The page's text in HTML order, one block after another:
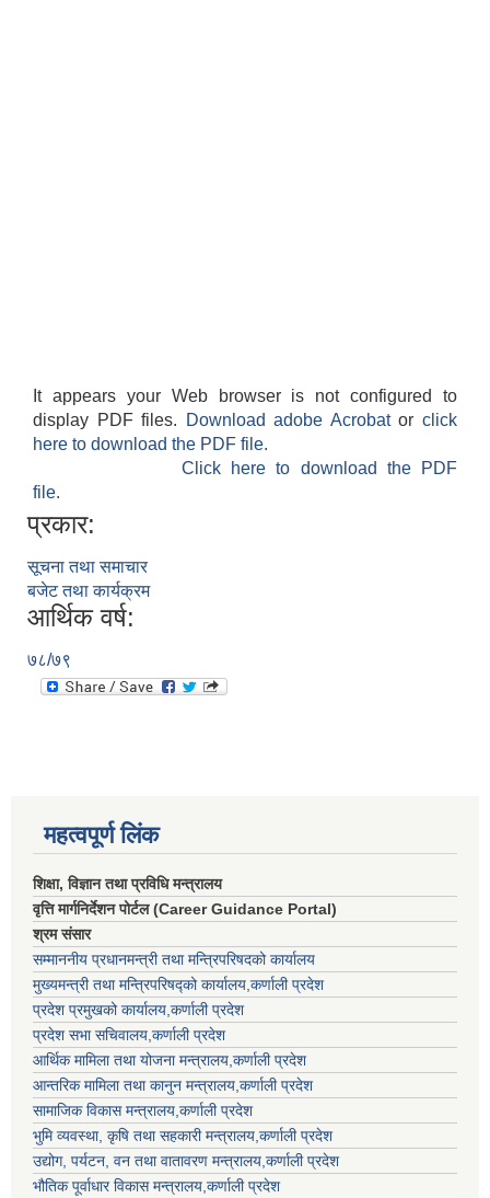
It appears your Web browser is not configured to
display PDF files.
Download adobe Acrobatorclick
here to download the PDF file.
Click here to download the PDF
file.
प्रकार:
सूचना तथा समाचार
बजेट तथा कार्यक्रम
आर्थिक वर्ष:
७८/७९
महत्वपूर्ण लिंक
शिक्षा, विज्ञान तथा प्रविधि मन्त्रालय
वृत्ति मार्गनिर्देशन पोर्टल (Career Guidance Portal)
श्रम संसार
सम्माननीय प्रधानमन्त्री तथा मन्त्रिपरिषद‌को कार्यालय
मुख्यमन्त्री तथा मन्त्रिपरिषद्को कार्यालय,कर्णाली प्रदेश
प्रदेश प्रमुखको कार्यालय,कर्णाली प्रदेश
प्रदेश सभा सचिवालय,कर्णाली प्रदेश
आर्थिक मामिला तथा योजना मन्त्रालय,कर्णाली प्रदेश
आन्तरिक मामिला तथा कानुन मन्त्रालय,कर्णाली प्रदेश
सामाजिक विकास मन्त्रालय,कर्णाली प्रदेश
भुमि व्यवस्था, कृषि तथा सहकारी मन्त्रालय,कर्णाली प्रदेश
उद्योग, पर्यटन, वन तथा वातावरण मन्त्रालय,कर्णाली प्रदेश
भौतिक पूर्वाधार विकास मन्त्रालय,कर्णाली प्रदेश